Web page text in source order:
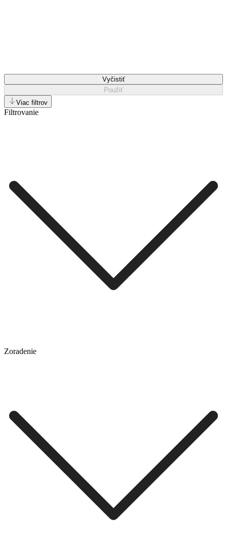
Vyčistiť
Použiť
Viac filtrov
Filtrovanie
Zoradenie